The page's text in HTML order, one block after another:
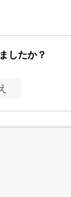
したか？